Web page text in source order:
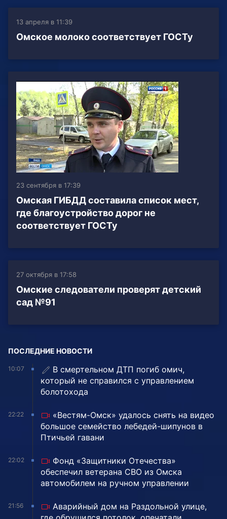
13 апреля в 11:39
Омское молоко соответствует ГОСТу
23 сентября в 17:39
Омская ГИБДД составила список мест,
где благоустройство дорог не
соответствует ГОСТу
27 октября в 17:58
Омские следователи проверят детский
сад №91
ПОСЛЕДНИЕ НОВОСТИ
10:07
В смертельном ДТП погиб омич,
который не справился с управлением
болотохода
22:22
«Вестям-Омск» удалось снять на видео
большое семейство лебедей-шипунов в
Птичьей гавани
22:02
Фонд «Защитники Отечества»
обеспечил ветерана СВО из Омска
автомобилем на ручном управлении
21:56
Аварийный дом на Раздольной улице,